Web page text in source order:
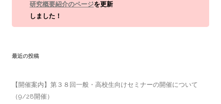
研究概要紹介のページを更新
しました！
最近の投稿
【開催案内】第３８回一般・高校生向けセミナーの開催について
（9/28開催）